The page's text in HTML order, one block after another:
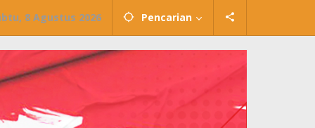
8 Agustus 2026 Pencarian